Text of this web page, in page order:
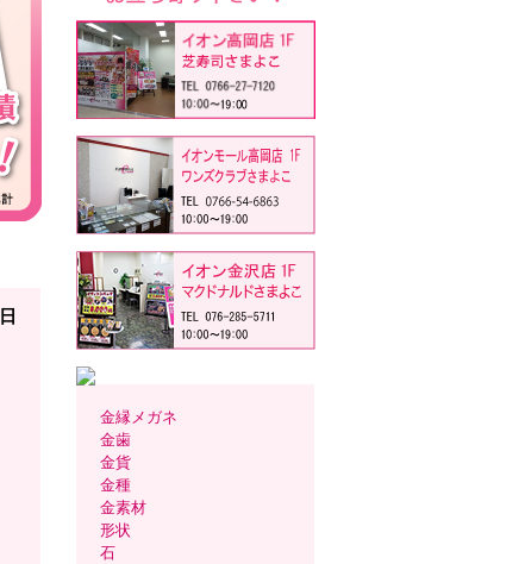
金縁メガネ
金歯
金貨
金種
金素材
形状
石